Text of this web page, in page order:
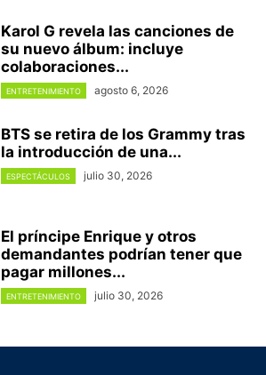
Karol G revela las canciones de
su nuevo álbum: incluye
colaboraciones...
ENTRETENIMIENTO agosto 6, 2026
BTS se retira de los Grammy tras
la introducción de una...
ESPECTÁCULOS julio 30, 2026
El príncipe Enrique y otros
demandantes podrían tener que
pagar millones...
ENTRETENIMIENTO julio 30, 2026